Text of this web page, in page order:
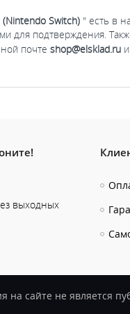
Switch) " есть в
для подтверждения.
почте shop@elsklad.ru
выходных
на сайте не является